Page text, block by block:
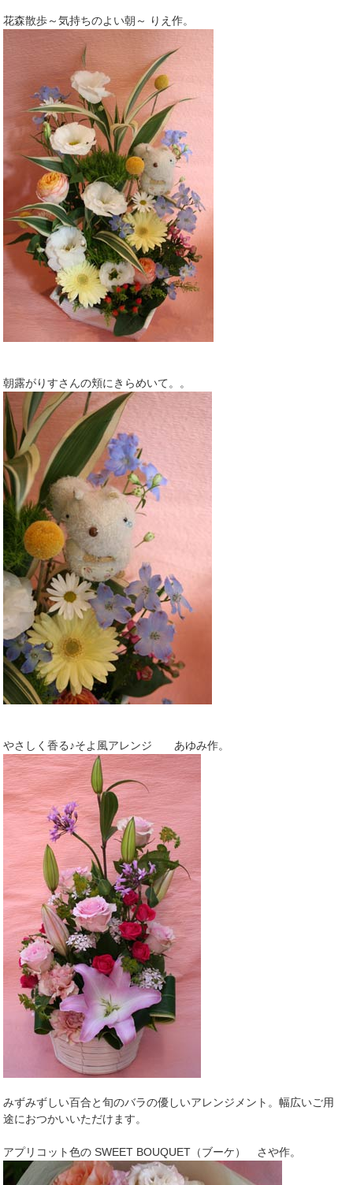
花森散歩～気持ちのよい朝～ りえ作。
朝露がりすさんの頬にきらめいて。。
やさしく香る♪そよ風アレンジ あゆみ作。
みずみずしい百合と旬のバラの優しいアレンジメント。幅広いご用
途におつかいいただけます。
アプリコット色の SWEET BOUQUET（ブーケ） さや作。